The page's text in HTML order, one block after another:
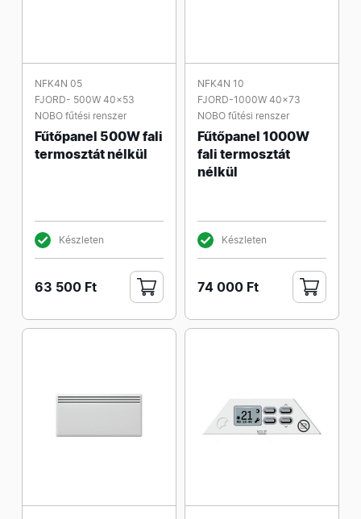
NFK4N 05
FJORD- 500W 40x53
NOBO fűtési renszer
Fűtőpanel 500W fali
termosztát nélkül
Készleten
63 500 Ft
NFK4N 10
FJORD-1000W 40x73
NOBO fűtési renszer
Fűtőpanel 1000W
fali termosztát
nélkül
Készleten
74 000 Ft